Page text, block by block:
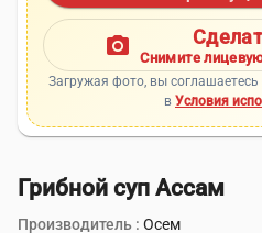
photo_camera Снимите
Загружая фото, вы
в Условия
Грибной суп Ассам
Производитель : Осем